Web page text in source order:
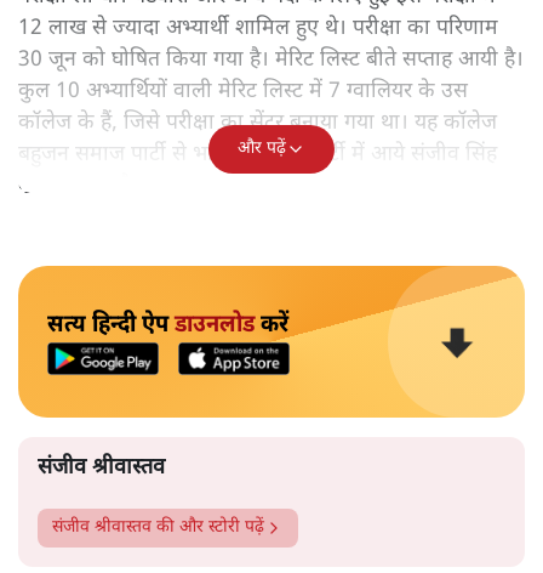
12 लाख से ज्यादा अभ्यार्थी शामिल हुए थे। परीक्षा का परिणाम
30 जून को घोषित किया गया है। मेरिट लिस्ट बीते सप्ताह आयी है।
कुल 10 अभ्यार्थियों वाली मेरिट लिस्ट में 7 ग्वालियर के उस
कॉलेज के हैं, जिसे परीक्षा का सेंटर बनाया गया था। यह कॉलेज
बहुजन समाज पार्टी से भारतीय जनता पार्टी में आये संजीव सिंह
कुशवाहा का है।
और पढ़ें
सत्य हिन्दी ऐपडाउनलोडकरें
संजीव श्रीवास्तव
संजीव श्रीवास्तव की और स्टोरी पढ़ें